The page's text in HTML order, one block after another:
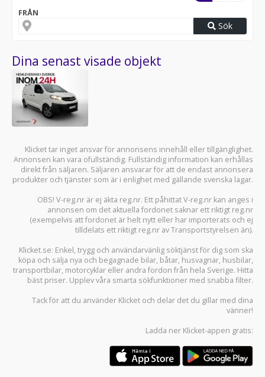
FRÅN
Sök
Dina senast visade objekt
Klicket tar inget ansvar för annonsens innehåll eller tillgänglighet.
Annonsen kan vara ofullständig. Fullständig information kan erhållas
direkt från säljaren. Säljaren ansvarar för att de endast annonsera
produkter och tjänster som är i enlighet med gällande svenska lagar.
OBS! V-reg.nr är ej äkta reg.nr. Ett påhittat V-reg.nr kan anges i
annonsen om det aktuella fordonet saknar ett riktigt reg.nr
(exempelvis att fordonet är helt nytt eller har importerats och ej
tilldelats ett riktigt reg.nr av Transportstyrelsen än).
Klicket.se: Enkel, trygg och användarvänlig söktjänst för dig som ska
köpa och sälja nya och begagnade bilar, båtar, husvagnar, husbilar,
transportbilar, motorcyklar eller andra fordon från hela Sverige. Hitta
bäst priser. Upplev våra smarta sökfunktioner med snabba filter.
Tack för att du använder Klicket och delar det du gillar med dina
vänner!
Ladda ner Klicket-appen gratis: